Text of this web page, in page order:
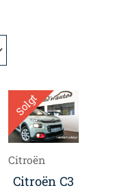
Solgt
Citroën
Citroën C3